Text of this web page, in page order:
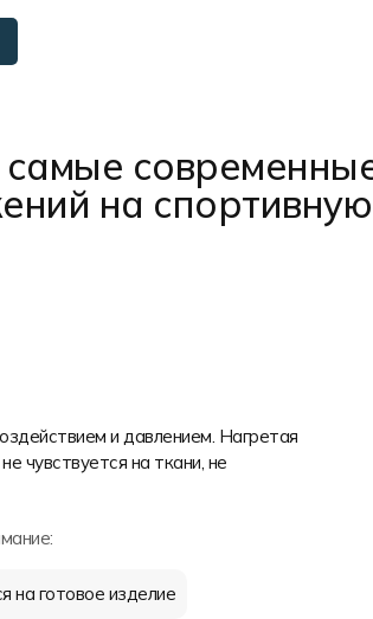
на
и давлением. Нагретая
чувствуется на ткани, не
на готовое изделие